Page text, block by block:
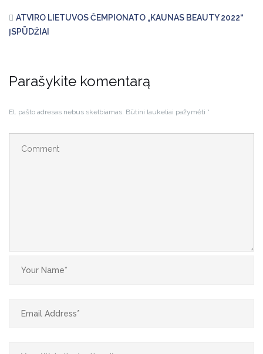
ATVIRO LIETUVOS ČEMPIONATO „KAUNAS BEAUTY 2022“
ĮSPŪDŽIAI
Parašykite komentarą
El. pašto adresas nebus skelbiamas. Būtini laukeliai pažymėti *